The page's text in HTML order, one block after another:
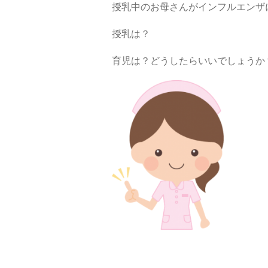
授乳中のお母さんがインフルエンザ
授乳は？
育児は？どうしたらいいでしょうか